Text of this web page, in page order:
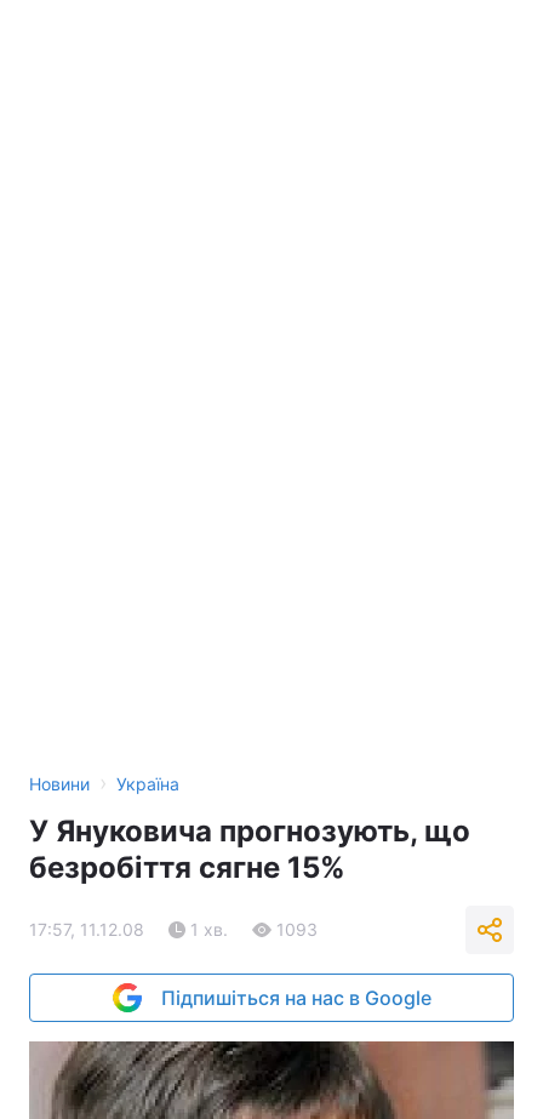
Новини › Україна
У Януковича прогнозують, що
безробіття сягне 15%
17:57, 11.12.08 1 хв. 1093
Підпишіться на нас в Google